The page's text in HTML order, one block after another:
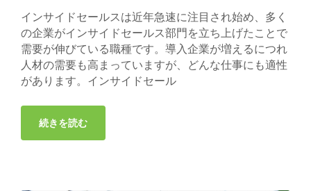
インサイドセールスは近年急速に注目され始め、多く
の企業がインサイドセールス部門を立ち上げたことで
需要が伸びている職種です。導入企業が増えるにつれ
人材の需要も高まっていますが、どんな仕事にも適性
があります。インサイドセール